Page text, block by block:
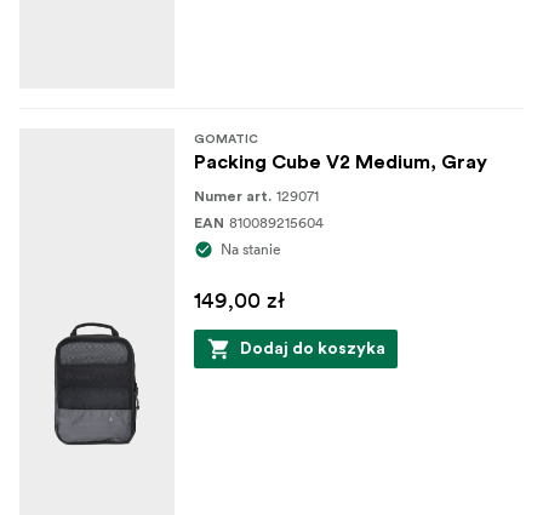
GOMATIC
Packing Cube V2 Medium, Gray
Numer art. 129071
EAN 810089215604
Na stanie
149,00 zł
Dodaj do koszyka